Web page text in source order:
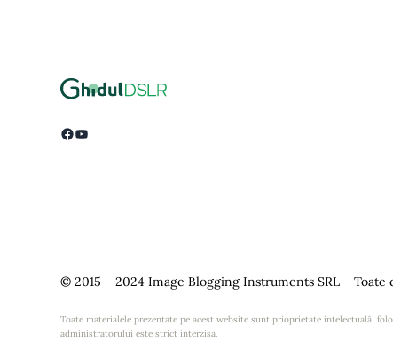
Facebook YouTube
© 2015 – 2024 Image Blogging Instruments SRL –
Toate materialele prezentate pe acest website sunt prioprietate intelectuală,
administratorului este strict interzisa.